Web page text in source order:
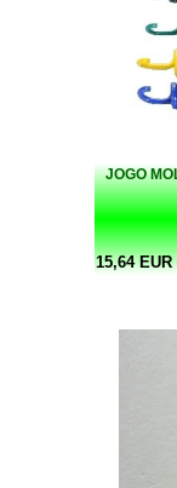
JOGO
15,64